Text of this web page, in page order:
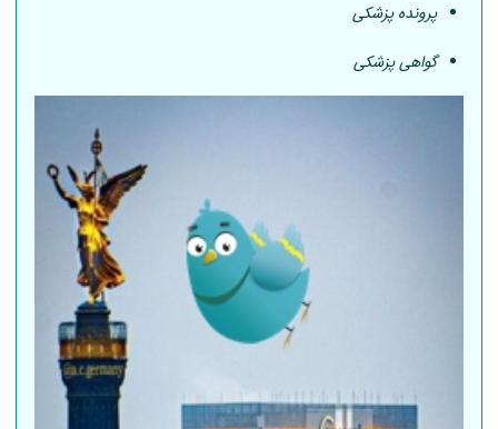
پرونده پزشکی
گواهی پزشکی